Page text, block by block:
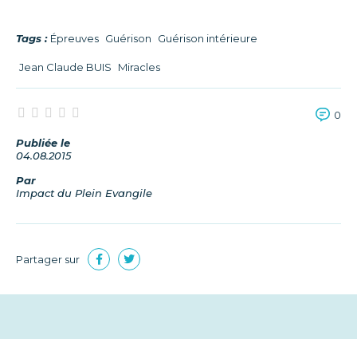
Tags : Épreuves Guérison Guérison intérieure
Jean Claude BUIS Miracles
0
Publiée le
04.08.2015
Par
Impact du Plein Evangile
Partager sur